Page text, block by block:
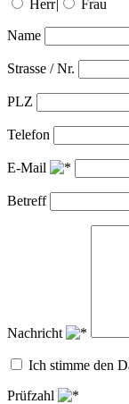
Herr| Frau
Name
Strasse / Nr.
PLZ
Telefon
E-Mail
Betreff
Nachricht
Ich stimme den
Prüfzahl